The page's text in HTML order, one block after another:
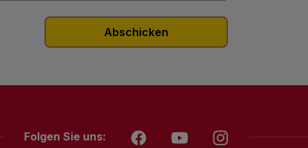
Folgen Sie uns: